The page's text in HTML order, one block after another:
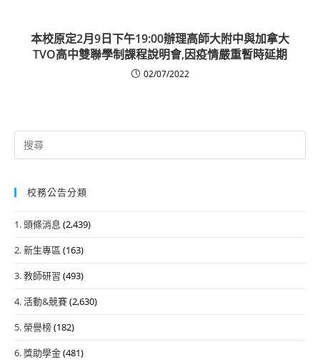
本校原定2月9日下午19:00辦理高師大附中與加拿大
TVO高中雙聯學制課程說明會,因疫情嚴重暫時延期
02/07/2022
Search
for:
校務公告分類
1. 頭條消息 (2,439)
2. 新生專區 (163)
3. 教師研習 (493)
4. 活動&競賽(2,630)
5. 榮譽榜(182)
6. 獎助學金(481)